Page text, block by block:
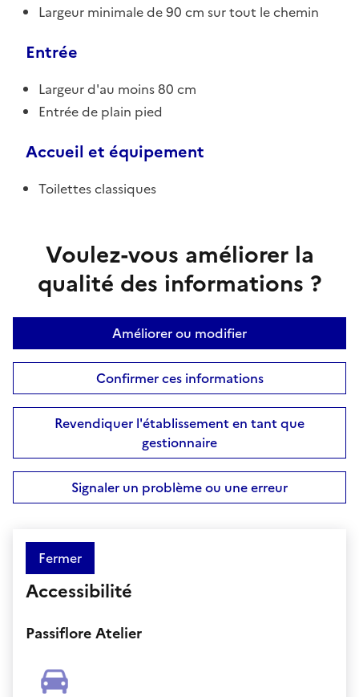
Largeur minimale de 90 cm sur tout le chemin
Entrée
Largeur d'au moins 80 cm
Entrée de plain pied
Accueil et équipement
Toilettes classiques
Voulez-vous améliorer la
qualité des informations ?
Améliorer ou modifier
Confirmer ces informations
Revendiquer l'établissement en tant que
gestionnaire
Signaler un problème ou une erreur
Fermer
Accessibilité
Passiflore Atelier